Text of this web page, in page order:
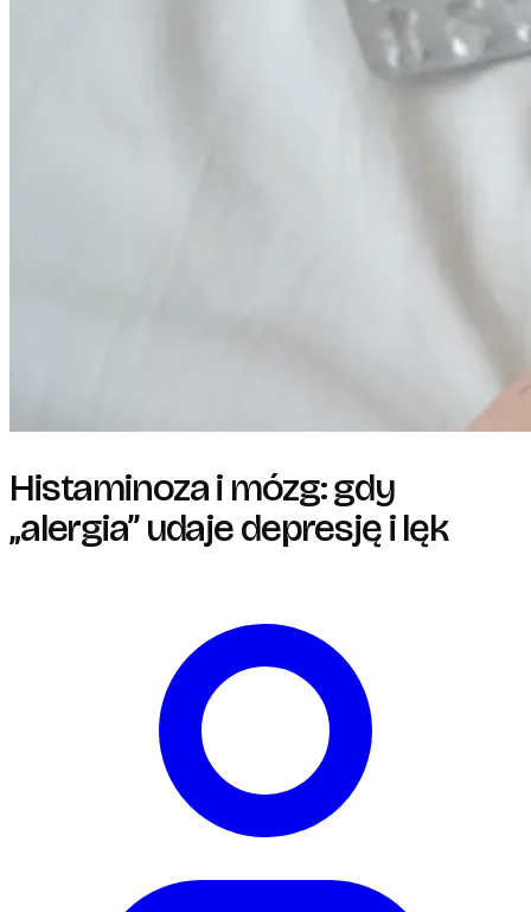
Histaminoza i mózg: gdy
„alergia” udaje depresję i lęk